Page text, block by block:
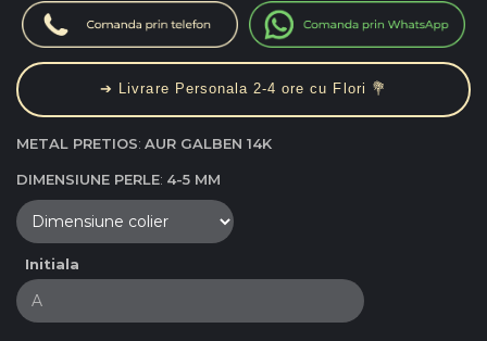
➔ Livrare Personala 2-4 ore cu Flori 💐
METAL PRETIOS: AUR GALBEN 14K
DIMENSIUNE PERLE: 4-5 MM
Initiala